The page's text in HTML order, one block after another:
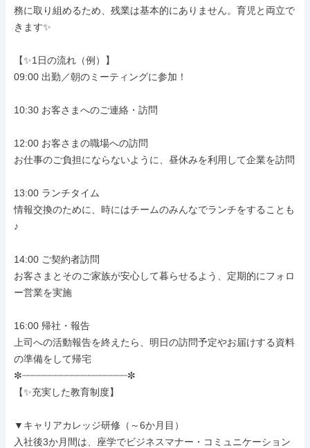
務に取り組めるため、残業は基本的にありません。育児と両立で
きます✨
【✨1日の流れ（例）】
09:00 出勤／朝のミーティングに参加！
10:30 お客さまへのご連絡・訪問
12:00 お客さまの職場への訪問
お仕事のご負担にならないように、昼休みを利用して企業を訪問
13:00 ランチタイム
情報交換のために、時にはチームのみんなでランチをすることも
♪
14:00 ご契約者訪問
お客さまとそのご家族が安心して暮らせるよう、定期的にフォロ
ー営業を実施
16:00 帰社・報告
上司への活動報告を終えたら、明日の訪問予定やお届けする資料
の準備をして帰宅
✼┈┈┈┈┈┈┈┈┈┈┈┈┈┈┈┈┈┈┈✼
【✨充実した教育制度】
▼キャリアカレッジ研修（～6か月目）
入社後3か月間は、座学でビジネスマナー・コミュニケーション